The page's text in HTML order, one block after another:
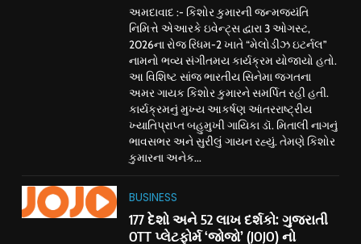
અમદાવાદ :- કિશોર કુમારની જન્મજયંતિ
નિમિત્તે એઆરકે ઇવેન્ટ્સ દ્વારા 3 ઓગસ્ટ,
2026ના રોજ રિધમ-2 ખાતે “મેલોડીઝ ઇટર્નલ”
નામનો ભવ્ય સંગીતમય કાર્યક્રમ યોજાયો હતો.
આ વિશિષ્ટ સાંજ ભારતીય સિનેમા જગતના
અમર ગાયક કિશોર કુમારને સમર્પિત રહી હતી.
કાર્યક્રમનું મુખ્ય આકર્ષણ આંતરરાષ્ટ્રીય
ખ્યાતિપ્રાપ્ત બહુમુખી ગાયિકા ડૉ. મિતાલી નાગનું
ભાવસભર અને સુરીલું ગાયન રહ્યું. તેમણે કિશોર
કુમારના અનેક...
BUSINESS
177 દેશો અને 52 લાખ દર્શકો: ગુજરાતી
OTT પ્લેટફોર્મ ‘જોજો’ (JOJO) નો